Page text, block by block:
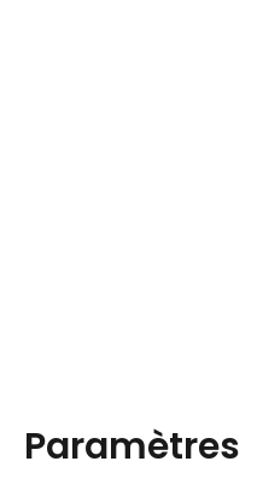
Paramètres